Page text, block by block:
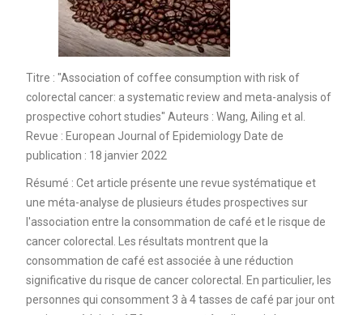
Titre : "Association of coffee consumption with risk of
colorectal cancer: a systematic review and meta-analysis of
prospective cohort studies" Auteurs : Wang, Ailing et al.
Revue : European Journal of Epidemiology Date de
publication : 18 janvier 2022
Résumé : Cet article présente une revue systématique et
une méta-analyse de plusieurs études prospectives sur
l'association entre la consommation de café et le risque de
cancer colorectal. Les résultats montrent que la
consommation de café est associée à une réduction
significative du risque de cancer colorectal. En particulier, les
personnes qui consomment 3 à 4 tasses de café par jour ont